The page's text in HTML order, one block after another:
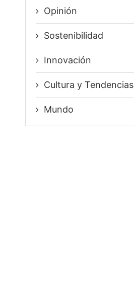
Opinión
Sostenibilidad
Innovación
⁠Cultura y Tendencias
Mundo